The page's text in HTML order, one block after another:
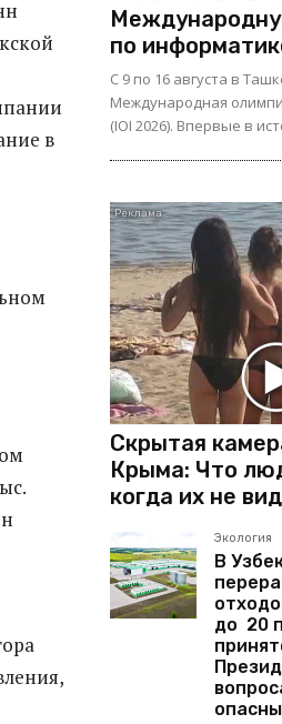
в
по
С 9 по 16 августа в
Международная
(IOI 2026). Впервые в
Скрытая
Крыма: Что
когда их не
Экология
В
до 20